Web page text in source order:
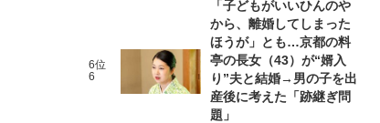
6位
6
「子どもがいいひんのや
から、離婚してしまった
ほうが」とも…京都の料
亭の長女（43）が“婿入
り”夫と結婚→男の子を出
産後に考えた「跡継ぎ問
題」